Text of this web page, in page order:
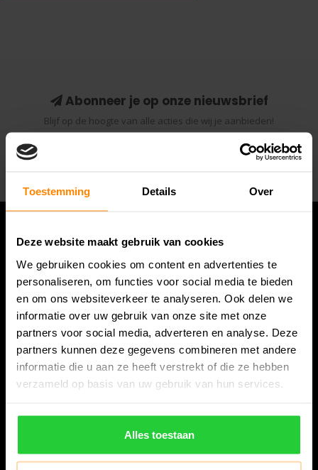
Toestemming Details Over
Deze website maakt gebruik van cookies
We gebruiken cookies om content en advertenties te
personaliseren, om functies voor social media te bieden
en om ons websiteverkeer te analyseren. Ook delen we
informatie over uw gebruik van onze site met onze
partners voor social media, adverteren en analyse. Deze
partners kunnen deze gegevens combineren met andere
informatie die u aan ze heeft verstrekt of die ze hebben
verzameld op basis van uw gebruik van hun services.
Alles toestaan
Abonneer je op onze nieuwsbrief
Blijf op de hoogte van alle acties die wij je aanbieden!
Abonneer
Bespanracket.nl is dé racketspecialist van Lelystad en
omstreken.
8224 AA Lelystad